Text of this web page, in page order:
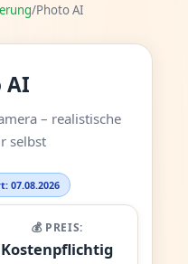
/Photo AI
AI
– realistische
selbst
07.08.2026
💰 PREIS:
Kostenpflichtig